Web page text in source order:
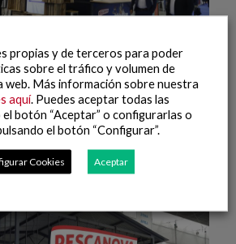
propias y de terceros para poder
sobre el tráfico y volumen de
web. Más información sobre nuestra
aquí. Puedes aceptar todas las
botón “Aceptar” o configurarlas o
el botón “Configurar”.
Cookies Aceptar